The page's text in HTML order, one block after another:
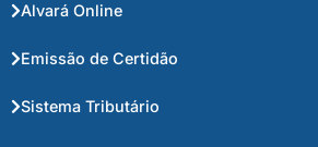
Alvará Online
Emissão de Certidão
Sistema Tributário